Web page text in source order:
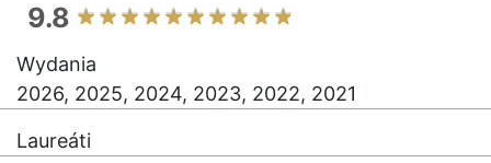
9.8
Wydania
2026, 2025, 2024, 2023, 2022, 2021
Laureáti